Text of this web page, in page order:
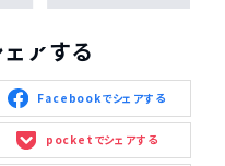
アする
Facebookでシェアする
pocketでシェアする